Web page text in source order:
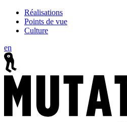
Réalisations
Points de vue
Culture
en